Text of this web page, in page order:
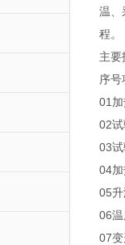
温、
程。
主要
序号
01
02
03
04
05
06
07